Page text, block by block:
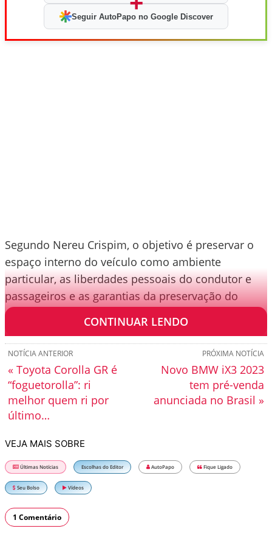
Seguir AutoPapo no Google Discover
Segundo Nereu Crispim, o objetivo é preservar o
espaço interno do veículo como ambiente
particular, as liberdades pessoais do condutor e
passageiros e as garantias da preservação do
direito de imagem.
CONTINUAR LENDO
PRÓXIMA NOTÍCIA
Novo BMW iX3 2023
tem pré-venda
anunciada no Brasil »
NOTÍCIA ANTERIOR
« Toyota Corolla GR é
“foguetorolla”: ri
melhor quem ri por
último…
VEJA MAIS SOBRE
Últimas Notícias Escolhas do Editor AutoPapo Fique Ligado
Seu Bolso Vídeos
1 Comentário